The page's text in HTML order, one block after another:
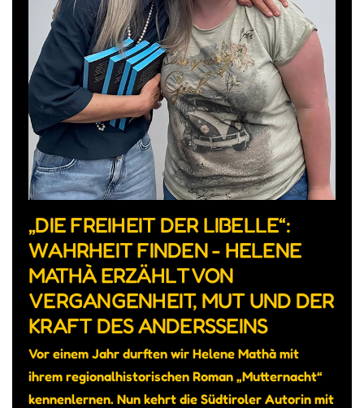
„DIE FREIHEIT DER LIBELLE“:
WAHRHEIT FINDEN - HELENE
MATHÀ ERZÄHLT VON
VERGANGENHEIT, MUT UND DER
KRAFT DES ANDERSSEINS
Vor einem Jahr durften wir Helene Mathà mit
ihrem regionalhistorischen Roman „Mutternacht“
kennenlernen. Nun kehrt die Südtiroler Autorin mit